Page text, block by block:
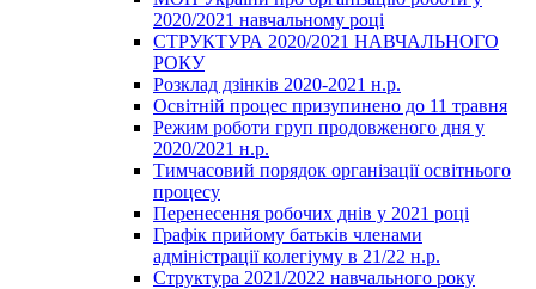
2020/2021 навчальному році
СТРУКТУРА 2020/2021 НАВЧАЛЬНОГО
РОКУ
Розклад дзінків 2020-2021 н.р.
Освітній процес призупинено до 11 травня
Режим роботи груп продовженого дня у
2020/2021 н.р.
Тимчасовий порядок організації освітнього
процесу
Перенесення робочих днів у 2021 році
Графік прийому батьків членами
адміністрації колегіуму в 21/22 н.р.
Структура 2021/2022 навчального року